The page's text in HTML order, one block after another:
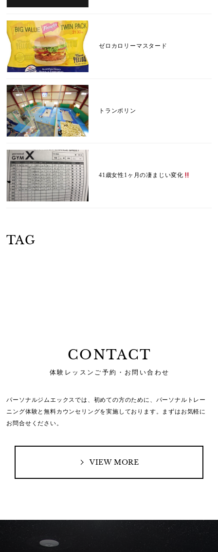
ゼロカロリーマスタード
トランポリン
41歳女性1ヶ月の凄まじい変化
TAG
CONTACT
体験レッスンご予約・お問い合わせ
パーソナルジムエックスでは、初めての方のために、 パーソナルトレー
ニング体験と無料カウンセリングを実施しております。
まずはお気軽に
お問合せください。
VIEW MORE